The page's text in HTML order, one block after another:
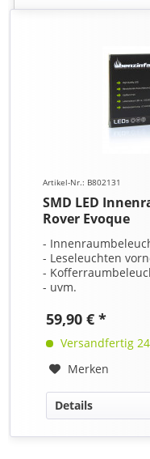
Artikel-Nr.: B802131
SMD LED
Rover Evoque
-
- Leseleuchten
-
- uvm.
59,90 € *
Versandfertig
Merken
Details